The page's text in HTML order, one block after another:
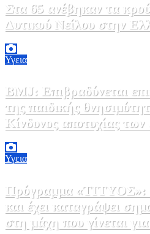
Στα 65 ανέβηκαν τα
Δυτικού Νείλου στην
Υγεια
BMJ: Επιβραδύνεται
της παιδικής
Κίνδυνος αποτυχίας
Υγεια
Πρόγραμμα «ΤΙΤΥΟΣ»:
και έχει καταγράψει
στη μάχη που γίνεται